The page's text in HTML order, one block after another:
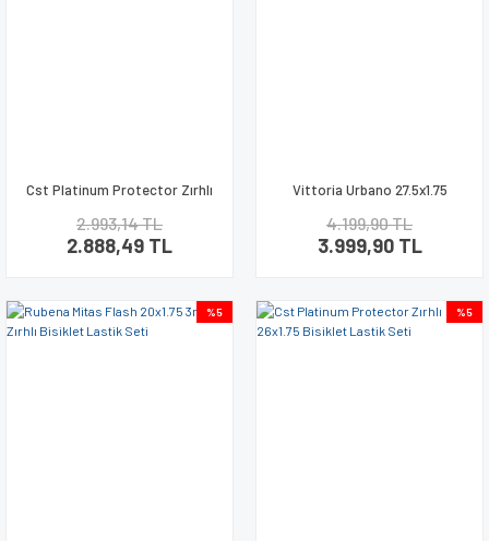
Cst Platinum Protector Zırhlı
2.993,14 TL
2.888,49 TL
Vittoria Urbano 27.5x1.75
Seti
4.199,90 TL
3.999,90 TL
%5 %5